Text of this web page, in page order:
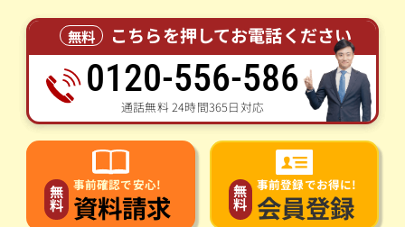
無料 こちらを押してお電話ください
0120-556-586
通話無料 24時間365日対応
無
料
事前確認で安心!
資料請求 無
料
事前登録でお得に!
会員登録